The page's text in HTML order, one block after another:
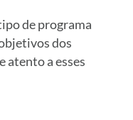
de programa
dos
atento a esses